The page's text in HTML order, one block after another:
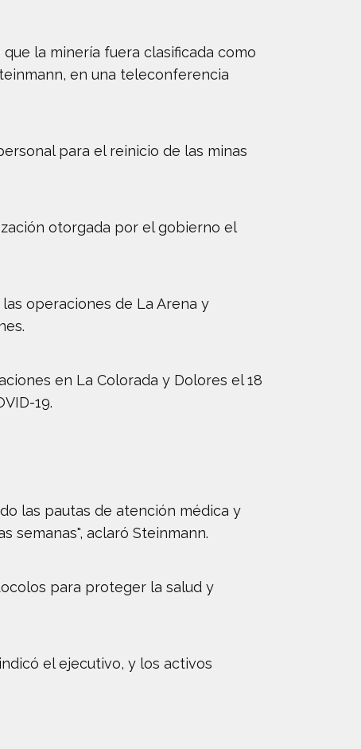
la minería fuera clasificada como
en una teleconferencia
para el reinicio de las minas
otorgada por el gobierno el
operaciones de La Arena y
en La Colorada y Dolores el 18
19.
las pautas de atención médica y
semanas", aclaró Steinmann.
para proteger la salud y
el ejecutivo, y los activos